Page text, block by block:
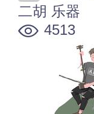
二胡 乐器
4513